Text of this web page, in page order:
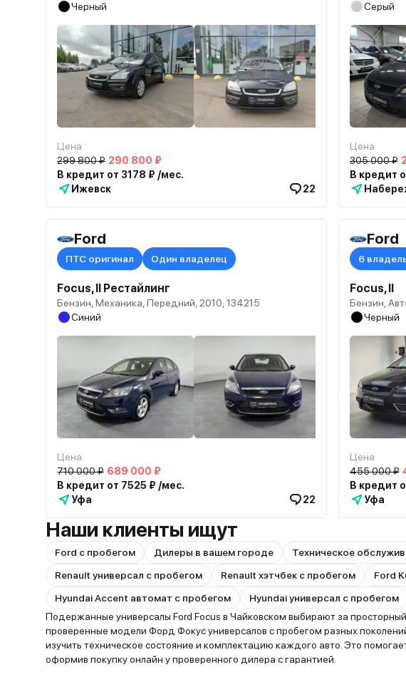
Черный
Цена
299 800 ₽ 290 800 ₽
В кредит от 3178 ₽ /мес.
Ижевск
22
Серый
Цена
305 000 ₽
В кредит
Ford
ПТС оригинал Один владелец
Focus, II Рестайлинг
Бензин, Механика, Передний, 2010, 134215
Синий
Цена
710 000 ₽ 689 000 ₽
В кредит от 7525 ₽ /мес.
Уфа
22
Ford
6
Focus, II
Бензин,
Черный
Цена
455 000 ₽
В кредит
Уфа
Наши клиенты ищут
Ford с пробегом Дилеры в вашем городе Техническое
Renault универсал с пробегом
Renault хэтчбек с пробегом Ford
Hyundai Accent автомат с пробегом
Hyundai универсал с пробегом
Подержанные универсалы Ford Focus в Чайковском выбирают за
проверенные модели Форд Фокус универсалов с пробегом разных
изучить техническое состояние и комплектацию каждого авто. Это
оформив покупку онлайн у проверенного дилера с гарантией.